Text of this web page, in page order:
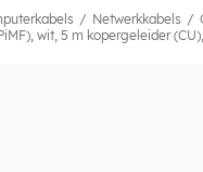
Netwerkkabels
wit, 5 m kopergeleider